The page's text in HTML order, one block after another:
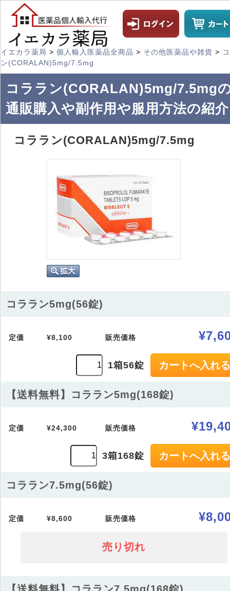
イエカラ薬局 > 個人輸入医薬品全商品 > その他医薬品や雑貨 >
ン(CORALAN)5mg/7.5mg
コララン(CORALAN)5mg/7.5mg
通販購入や副作用や服用方法の紹介
コララン(CORALAN)5mg/7.5mg
コララン5mg(56錠)
定価 ¥8,100 販売価格
1箱56錠
【送料無料】コララン5mg(168錠)
定価 ¥24,300 販売価格
3箱168錠
コララン7.5mg(56錠)
定価 ¥8,600 販売価格
売り切れ